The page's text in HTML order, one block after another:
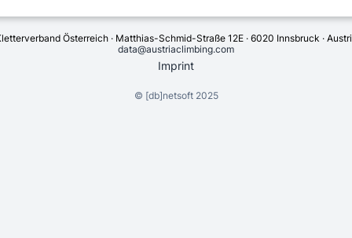
Österreich · Matthias-Schmid-Straße 12E · 6020 Innsbruck ·
data@austriaclimbing.com
Imprint
© [db]netsoft2025